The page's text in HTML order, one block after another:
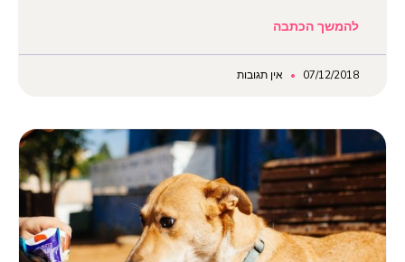
להמשך הכתבה
07/12/2018 אין תגובות